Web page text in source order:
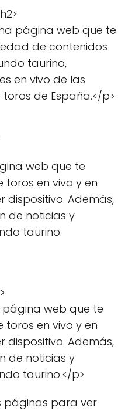
página web que te
de contenidos
taurino,
en vivo de las
de España.</p>
web que te
en vivo y en
dispositivo. Además,
de noticias y
taurino.
página web que te
en vivo y en
dispositivo. Además,
de noticias y
taurino.</p>
páginas para ver